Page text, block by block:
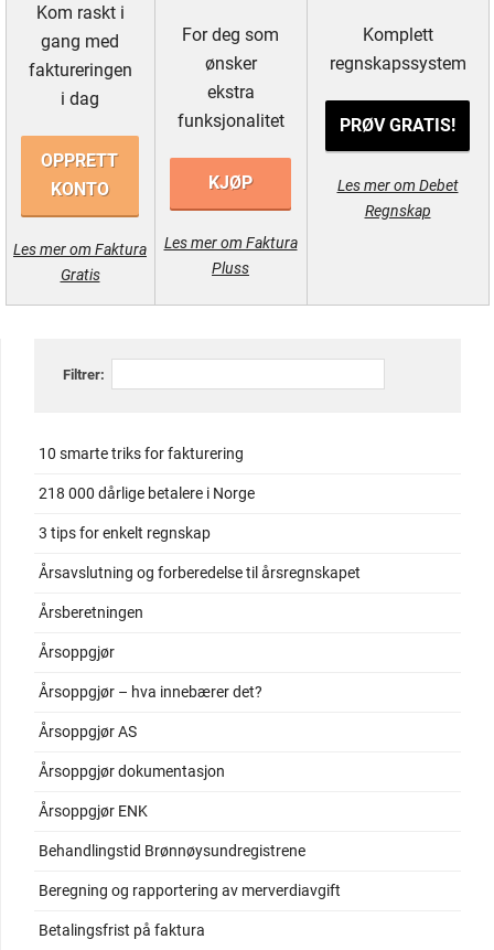
Kom raskt i
gang med
faktureringen
i dag
OPPRETT
KONTO
Les mer om Faktura
Gratis
For deg som
ønsker
ekstra
funksjonalitet
KJØP
Les mer om Faktura
Pluss
Komplett
regnskapssystem
PRØV GRATIS!
Les mer om Debet
Regnskap
Filtrer:
10 smarte triks for fakturering
218 000 dårlige betalere i Norge
3 tips for enkelt regnskap
Årsavslutning og forberedelse til årsregnskapet
Årsberetningen
Årsoppgjør
Årsoppgjør – hva innebærer det?
Årsoppgjør AS
Årsoppgjør dokumentasjon
Årsoppgjør ENK
Behandlingstid Brønnøysundregistrene
Beregning og rapportering av merverdiavgift
Betalingsfrist på faktura